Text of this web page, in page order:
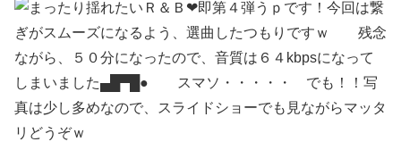
即第４弾うｐです！今回は繋
ぎがスムーズになるよう、選曲したつもりですｗ 残念
ながら、５０分になったので、音質は６４kbpsになって
しまいました▄█▀█● スマソ・・・・・ でも！！写
真は少し多めなので、スライドショーでも見ながらマッタ
リどうぞｗ